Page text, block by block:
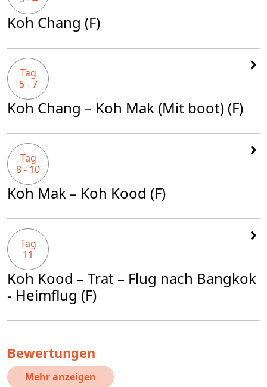
Koh Chang (F)
Tag
5 - 7
Koh Chang – Koh Mak (Mit boot) (F)
Tag
8 - 10
Koh Mak – Koh Kood (F)
Tag
11
Koh Kood – Trat – Flug nach Bangkok
- Heimflug (F)
Bewertungen
Mehr anzeigen